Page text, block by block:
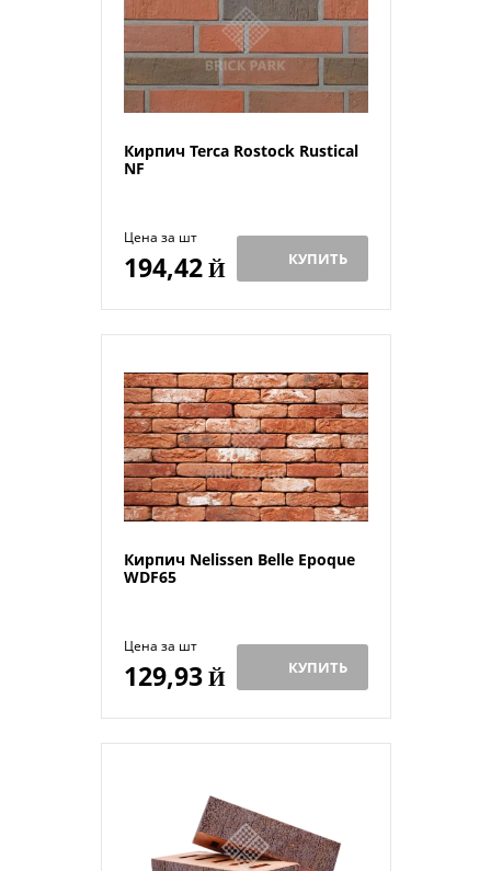
Кирпич Terca Rostock Rustical
NF
Цена за шт
194,42Й КУПИТЬ
Кирпич Nelissen Belle Epoque
WDF65
Цена за шт
129,93Й КУПИТЬ